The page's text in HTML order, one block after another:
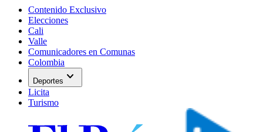
Contenido Exclusivo
Elecciones
Cali
Valle
Comunicadores en Comunas
Colombia
Deportes expand_more
Licita
Turismo